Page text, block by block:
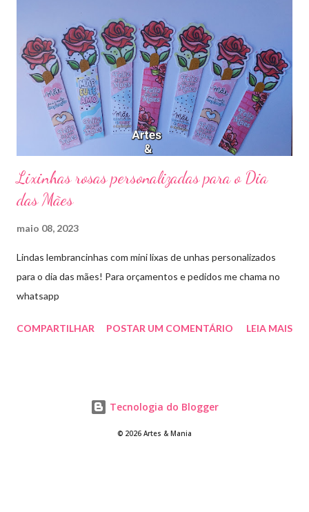
Lixinhas rosas personalizadas para o Dia
das Mães
maio 08, 2023
Lindas lembrancinhas com mini lixas de unhas personalizados
para o dia das mães! Para orçamentos e pedidos me chama no
whatsapp
COMPARTILHAR POSTAR UM COMENTÁRIO LEIA MAIS
Tecnologia do Blogger
© 2026 Artes & Mania